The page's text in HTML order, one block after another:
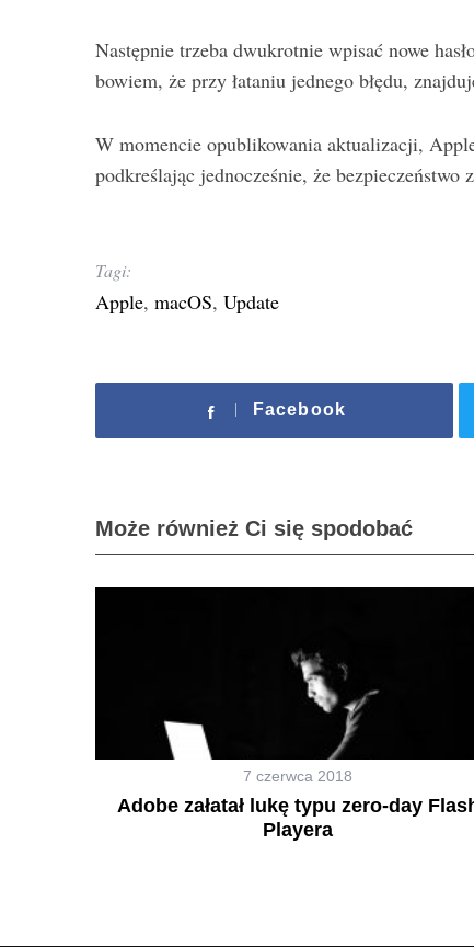
Następnie trzeba dwukrotnie wpisać nowe
bowiem, że przy łataniu jednego błędu,
W momencie opublikowania aktualizacji,
podkreślając jednocześnie, że bezpieczeństwo
Tagi:
Apple, macOS, Update
Facebook
Może również Ci się spodobać
7 czerwca 2018
Adobe załatał lukę typu zero-day
Playera